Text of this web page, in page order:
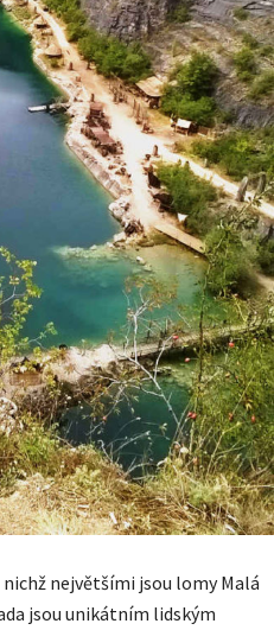
největšími jsou lomy Malá
jsou unikátním lidským